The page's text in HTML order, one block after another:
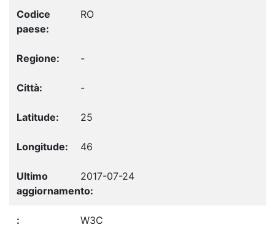
RO
-
-
25
46
2017-07-24
W3C